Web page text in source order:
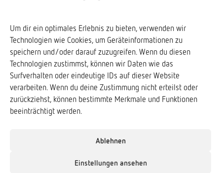
Um dir ein optimales Erlebnis zu bieten, verwenden wir
Technologien wie Cookies, um Geräteinformationen zu
speichern und/oder darauf zuzugreifen. Wenn du diesen
Technologien zustimmst, können wir Daten wie das
Surfverhalten oder eindeutige IDs auf dieser Website
verarbeiten. Wenn du deine Zustimmung nicht erteilst oder
zurückziehst, können bestimmte Merkmale und Funktionen
beeinträchtigt werden.
Ablehnen
Einstellungen ansehen
Downloads ↓
Frogs & Friends e.V.
Verband der Zoologischen Gärten e.V. (VdZ)
www.vdz-zoos.org